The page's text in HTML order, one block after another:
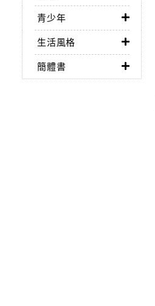
青少年
生活風格
簡體書